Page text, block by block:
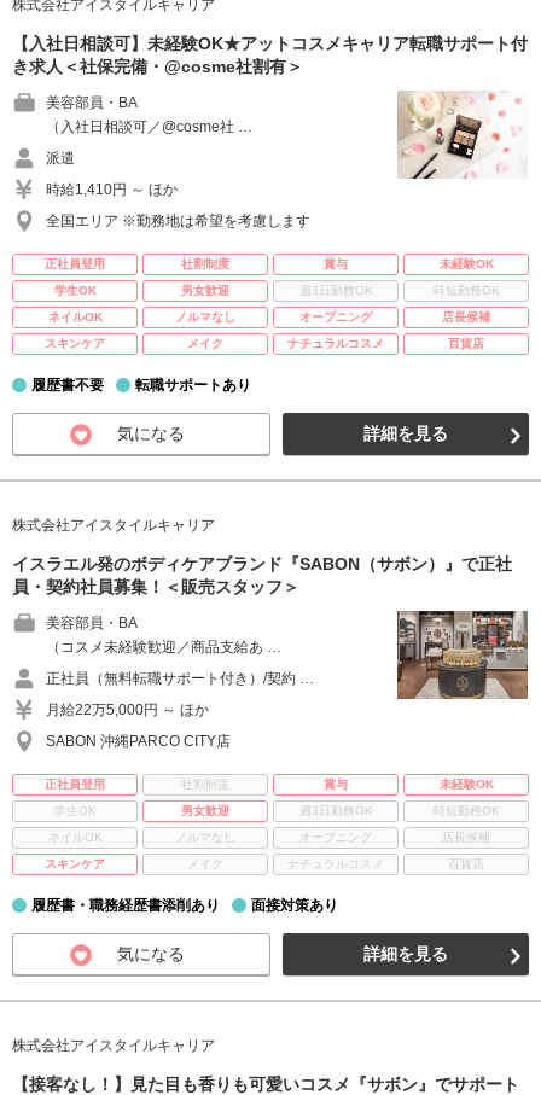
株式会社アイスタイルキャリア
【入社日相談可】未経験OK★アットコスメキャリア転職サポート付
き求人＜社保完備・@cosme社割有＞
美容部員・BA
（入社日相談可／@cosme社 …
派遣
時給1,410円 ～ ほか
全国エリア ※勤務地は希望を考慮します
正社員登用 社割制度 賞与
未経験OK
学生OK
男女歓迎 週3日勤務OK
時短勤務OK
ネイルOK
ノルマなし オープニング
店長候補
スキンケア
メイク ナチュラルコスメ 百貨店
履歴書不要 転職サポートあり
気になる 詳細を見る
株式会社アイスタイルキャリア
イスラエル発のボディケアブランド『SABON（サボン）』で正社
員・契約社員募集！＜販売スタッフ＞
美容部員・BA
（コスメ未経験歓迎／商品支給あ …
正社員（無料転職サポート付き）/契約 …
月給22万5,000円 ～ ほか
SABON 沖縄PARCO CITY店
正社員登用 社割制度 賞与
未経験OK
学生OK
男女歓迎 週3日勤務OK
時短勤務OK
ネイルOK
ノルマなし オープニング
店長候補
スキンケア
メイク ナチュラルコスメ 百貨店
履歴書・職務経歴書添削あり 面接対策あり
気になる 詳細を見る
株式会社アイスタイルキャリア
【接客なし！】見た目も香りも可愛いコスメ『サボン』でサポート